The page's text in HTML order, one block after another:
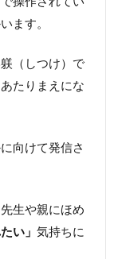
ます。
（しつけ）で
たりまえにな
向けて発信さ
生や親にほめ
い」 気持ちに